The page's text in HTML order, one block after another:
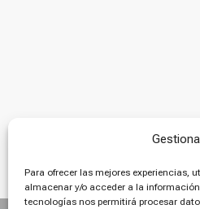
Para ofrecer las mejores experiencias,
almacenar y/o acceder a la
tecnologías nos permitirá procesar